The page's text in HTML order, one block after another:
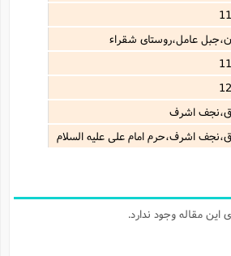
عامل،روستای شقراء
اشرف
اشرف،حرم امام علی علیه السلام
مقاله وجود ندارد.